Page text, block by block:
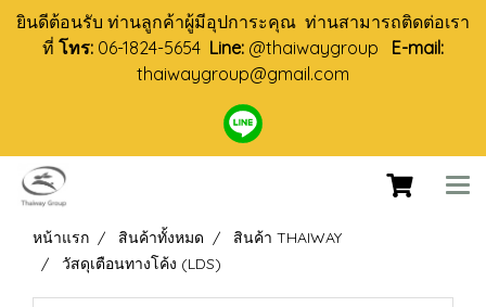
ยินดีต้อนรับ ท่านลูกค้าผู้มีอุปการะคุณ ท่านสามารถติดต่อเรา
ที่ โทร: 06-1824-5654 Line: @thaiwaygroup E-mail:
thaiwaygroup@gmail.com
หน้าแรก สินค้าทั้งหมด
สินค้า THAIWAY
วัสดุเตือนทางโค้ง (LDS)